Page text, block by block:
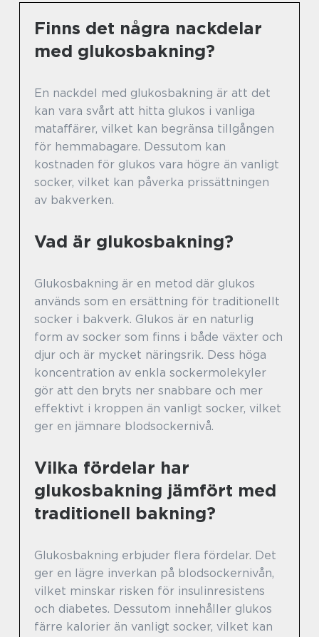
Finns det några nackdelar
med glukosbakning?
En nackdel med glukosbakning är att det
kan vara svårt att hitta glukos i vanliga
mataffärer, vilket kan begränsa tillgången
för hemmabagare. Dessutom kan
kostnaden för glukos vara högre än vanligt
socker, vilket kan påverka prissättningen
av bakverken.
Vad är glukosbakning?
Glukosbakning är en metod där glukos
används som en ersättning för traditionellt
socker i bakverk. Glukos är en naturlig
form av socker som finns i både växter och
djur och är mycket näringsrik. Dess höga
koncentration av enkla sockermolekyler
gör att den bryts ner snabbare och mer
effektivt i kroppen än vanligt socker, vilket
ger en jämnare blodsockernivå.
Vilka fördelar har
glukosbakning jämfört med
traditionell bakning?
Glukosbakning erbjuder flera fördelar. Det
ger en lägre inverkan på blodsockernivån,
vilket minskar risken för insulinresistens
och diabetes. Dessutom innehåller glukos
färre kalorier än vanligt socker, vilket kan